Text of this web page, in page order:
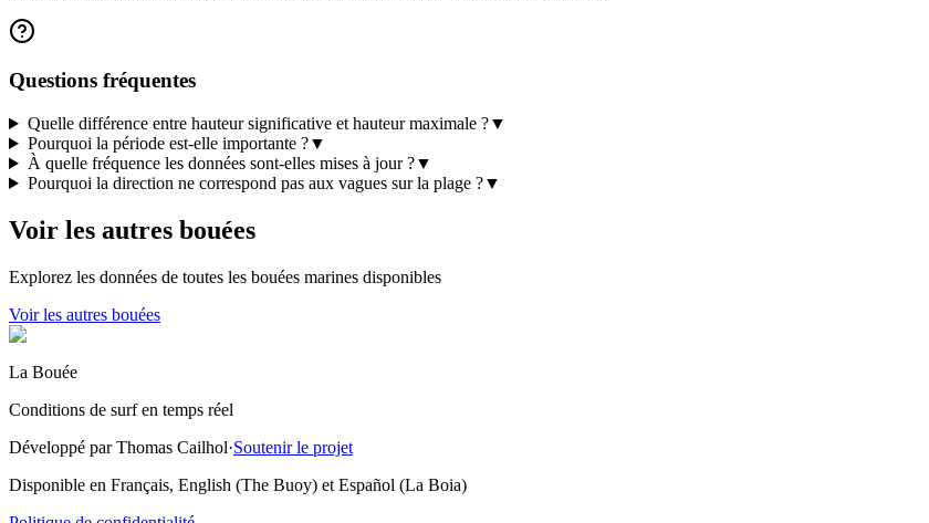
Questions fréquentes
Quelle différence entre hauteur significative et hauteur maximale ?▼
Pourquoi la période est-elle importante ?▼
À quelle fréquence les données sont-elles mises à jour ?▼
Pourquoi la direction ne correspond pas aux vagues sur la plage ?▼
Voir les autres bouées
Explorez les données de toutes les bouées marines disponibles
Voir les autres bouées
La Bouée
Conditions de surf en temps réel
Développé par Thomas Cailhol·Soutenir le projet
Disponible en Français, English (The Buoy) et Español (La Boia)